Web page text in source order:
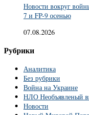
Новости вокруг
7 и FP-9 осенью
07.08.2026
Рубрики
Аналитика
Без рубрики
Война на Украине
НЛО Необъявленый
Новости